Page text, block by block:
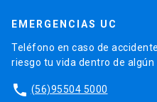
EMERGENCIAS UC
Teléfono en caso de
riesgo tu vida dentro de algún
phone (56)95504 5000